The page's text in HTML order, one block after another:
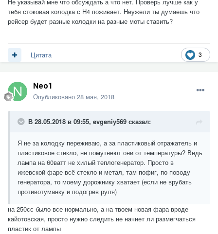
тебя стоковая колодка с H4 поживает. Неужели ты думаешь что
рейсер будет разные колодки на разные моты ставить?
3
Цитата
Neo1
Опубликовано 28 мая, 2018
В 28.05.2018 в 09:55, evgeniy569 сказал:
Я не за колодку переживаю, а за пластиковый отражатель и
пластиковое стекло, не помутнеют они от температуры? Ведь
лампа на 60ватт не хилый теплогенератор. Просто в
ижевской фаре всё стекло и метал, там пофиг, по поводу
генератора, то моему дорожнику хватает (если не врубать
противотуманку и подогрев руля)
на 250сс было все нормально, а на твоем новая фара вроде
кайотовская, просто нужно следить не начнет ли размегчаться
пластик от лампы